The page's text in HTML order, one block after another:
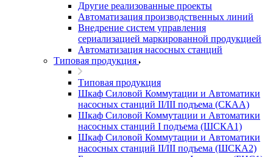
Другие реализованные проекты
Автоматизация производственных линий
Внедрение систем управления
сериализацией маркированной продукцией
Автоматизация насосных станций
Типовая продукция
Типовая продукция
Шкаф Силовой Коммутации и Автоматики
насосных станций II/III подъема (СКАА)
Шкаф Силовой Коммутации и Автоматики
насосных станций I подъема (ШСКА1)
Шкаф Силовой Коммутации и Автоматики
насосных станций II/III подъема (ШСКА2)